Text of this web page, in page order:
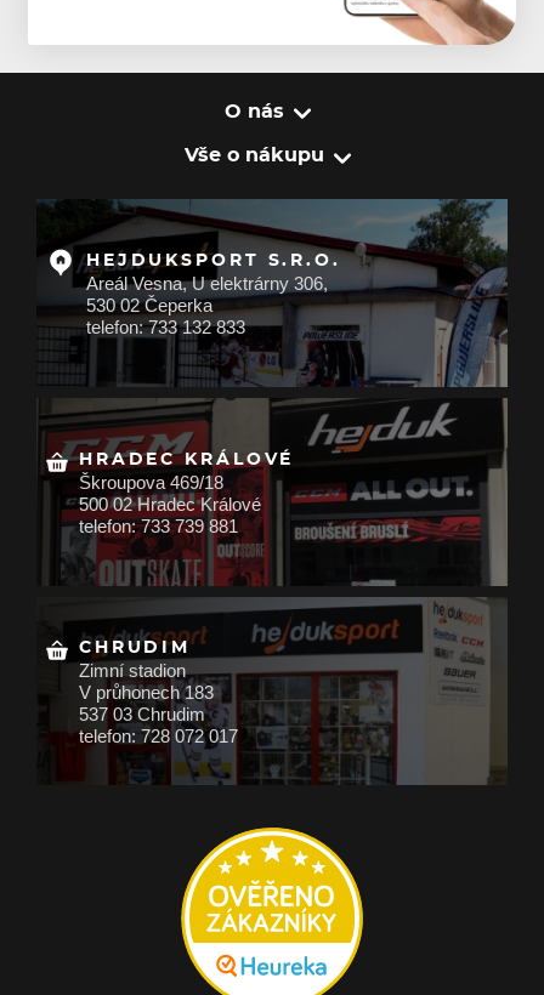
O nás
Vše o nákupu
HEJDUKSPORT S.R.O.
Areál Vesna, U elektrárny 306,
530 02 Čeperka
telefon: 733 132 833
HRADEC KRÁLOVÉ
Škroupova 469/18
500 02 Hradec Králové
telefon: 733 739 881
CHRUDIM
Zimní stadion
V průhonech 183
537 03 Chrudim
telefon: 728 072 017